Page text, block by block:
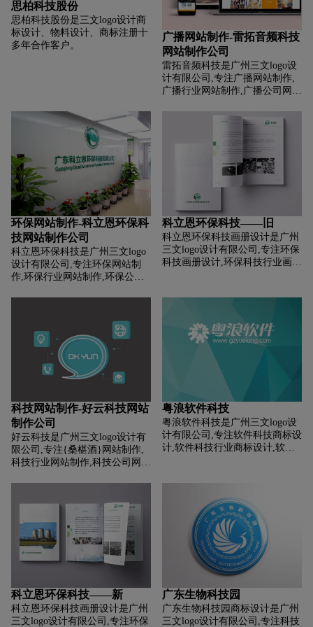
思柏科技股份
思柏科技股份是三文logo设计商
标设计、物料设计、商标注册十
多年合作客户。
广播网站制作-雷拓音频科技
网站制作公司
雷拓音频科技是广州三文logo设
计有限公司,专注广播网站制作,
广播行业网站制作,广播公司网站
商网站制作,网站制作前期提供网
站建设整体策划,网站设计,网站
开发,程序开发，网站域名注册,
网站维护等广播网站制作服务。
环保网站制作-科立恩环保科
技网站制作公司
科立恩环保科技是广州三文logo
设计有限公司,专注环保网站制
作,环保行业网站制作,环保公司
网站开发,程序开发，网站域名注
册,网站维护等环保网站制作服
科立恩环保科技——旧
科立恩环保科技画册设计是广州
三文logo设计有限公司,专注环保
科技画册设计,环保科技行业画册
商画册设计,画册设计前期提供画
画册印刷等环保科技画册设计服
科技网站制作-好云科技网站
制作公司
好云科技是广州三文logo设计有
限公司,专注{桑椹酒}网站制作,
科技行业网站制作,科技公司网站
站建设整体策划,网站设计,网站
开发,程序开发，网站域名注册,
网站维护等科技网站制作服务。
粤浪软件科技
粤浪软件科技是广州三文logo设
计有限公司,专注软件科技商标设
计,软件科技行业商标设计,软件
计,商标设计前期提供专业的商标
分类,商标注册查询,商标申请文
件等软件科技商标设计注册服
科立恩环保科技——新
科立恩环保科技画册设计是广州
三文logo设计有限公司,专注环保
广东生物科技园
广东生物科技园商标设计是广州
三文logo设计有限公司,专注科技